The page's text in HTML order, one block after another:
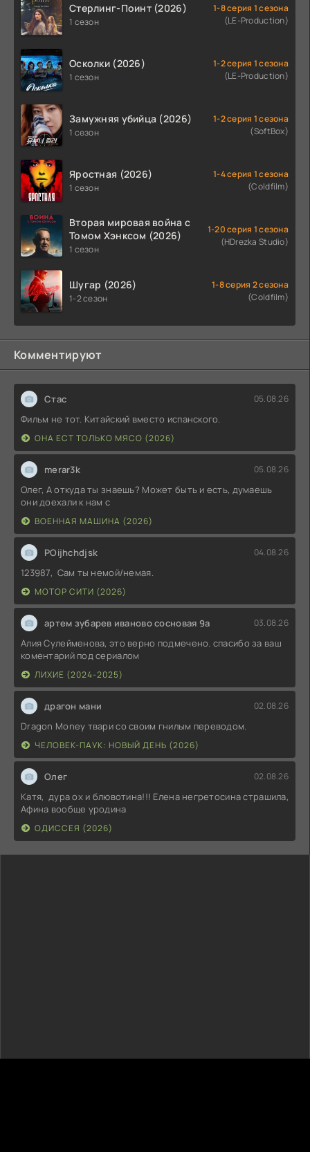
Стерлинг-Поинт (2026)
1 сезон
1-8 серия 1 сезона
(LE-Production)
Осколки (2026)
1 сезон
1-2 серия 1 сезона
(LE-Production)
Замужняя убийца (2026)
1 сезон
1-2 серия 1 сезона
(SoftBox)
Яростная (2026)
1 сезон
1-4 серия 1 сезона
(Coldfilm)
Вторая мировая война с
Томом Хэнксом (2026)
1 сезон
1-20 серия 1 сезона
(HDrezka Studio)
Шугар (2026)
1-2 сезон
1-8 серия 2 сезона
(Coldfilm)
Комментируют
Стас 05.08.26
Фильм не тот. Китайский вместо испанского.
ОНА ЕСТ ТОЛЬКО МЯСО (2026)
merar3k 05.08.26
Олег, А откуда ты знаешь? Может быть и есть, думаешь
они доехали к нам с
ВОЕННАЯ МАШИНА (2026)
POijhchdjsk 04.08.26
123987, Сам ты немой/немая.
МОТОР СИТИ (2026)
артем зубарев иваново сосновая 9а 03.08.26
Алия Сулейменова, это верно подмечено. спасибо за ваш
коментарий под сериалом
ЛИХИЕ (2024-2025)
драгон мани 02.08.26
Dragon Money твари со своим гнилым переводом.
ЧЕЛОВЕК-ПАУК: НОВЫЙ ДЕНЬ (2026)
Олег 02.08.26
Катя, дура ох и блювотина!!! Елена негретосина страшила,
Афина вообще уродина
ОДИССЕЯ (2026)